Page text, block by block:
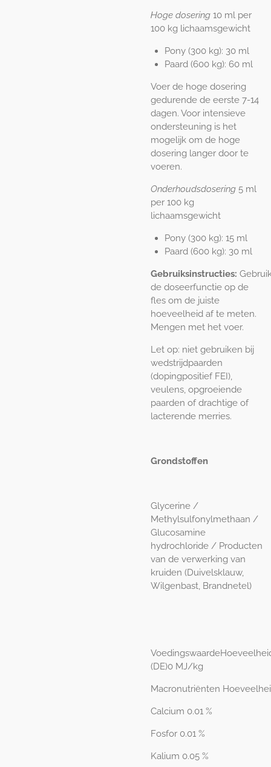
Hoge dosering 10 ml per
100 kg lichaamsgewicht
Pony (300 kg): 30 ml
Paard (600 kg): 60 ml
Voer de hoge dosering
gedurende de eerste 7-14
dagen. Voor intensieve
ondersteuning is het
mogelijk om de hoge
dosering langer door te
voeren.
Onderhoudsdosering 5 ml
per 100 kg
lichaamsgewicht
Pony (300 kg): 15 ml
Paard (600 kg): 30 ml
Gebruiksinstructies:
de doseerfunctie op de
fles om de juiste
hoeveelheid af te meten.
Mengen met het voer.
Let op: niet gebruiken bij
wedstrijdpaarden
(dopingpositief FEI),
veulens, opgroeiende
paarden of drachtige of
lacterende merries.
Grondstoffen
Glycerine /
Methylsulfonylmethaan /
Glucosamine
hydrochloride / Producten
van de verwerking van
kruiden (Duivelsklauw,
Wilgenbast, Brandnetel)
(DE)0 MJ/kg
Macronutriënten
Calcium 0.01 %
Fosfor 0.01 %
Kalium 0.05 %